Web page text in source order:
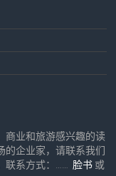
商业和旅游感兴趣的读
的企业家，请联系我们
联系方式：…… 脸书 或